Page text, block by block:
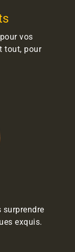
vos
tout, pour
exquis.